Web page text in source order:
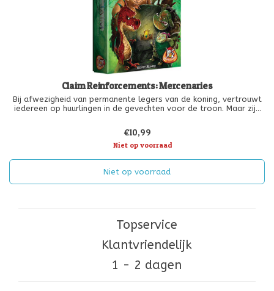
Claim Reinforcements: Mercenaries
Bij afwezigheid van permanente legers van de koning, vertrouwt
iedereen op huurlingen in de gevechten voor de troon. Maar zijn
€10,99
Niet op voorraad
Niet op voorraad
Topservice
Klantvriendelijk
1 - 2 dagen